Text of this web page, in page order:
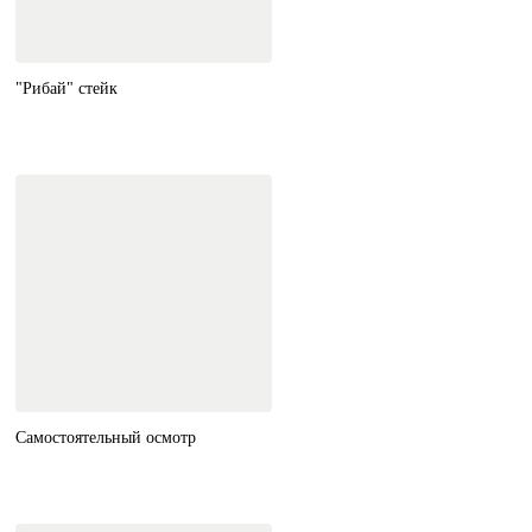
"Рибай" стейк
Самостоятельный осмотр